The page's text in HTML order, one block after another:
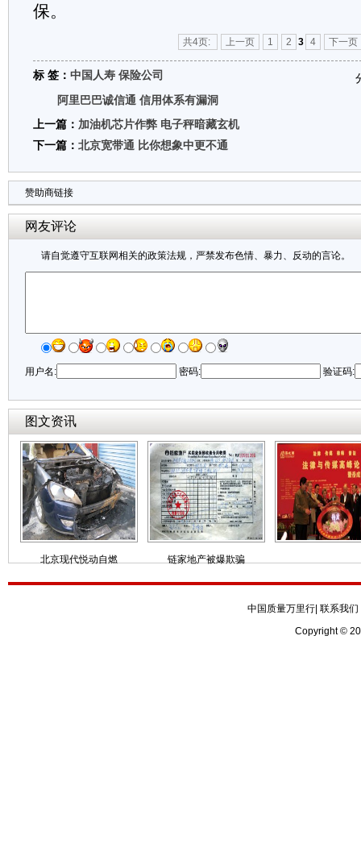
保。
共4页: 上一页 1 2 3 4 下一页
标 签： 中国人寿 保险公司
阿里巴巴诚信通 信用体系有漏洞
上一篇： 加油机芯片作弊 电子秤暗藏玄机
下一篇： 北京宽带通 比你想象中更不通
赞助商链接
网友评论
请自觉遵守互联网相关的政策法规，严禁发布色情、暴力、反动的言论。
用户名: 密码: 验证码:
图文资讯
北京现代悦动自燃 链家地产被爆欺骗
中国质量万里行 联系我们
Copyright ©